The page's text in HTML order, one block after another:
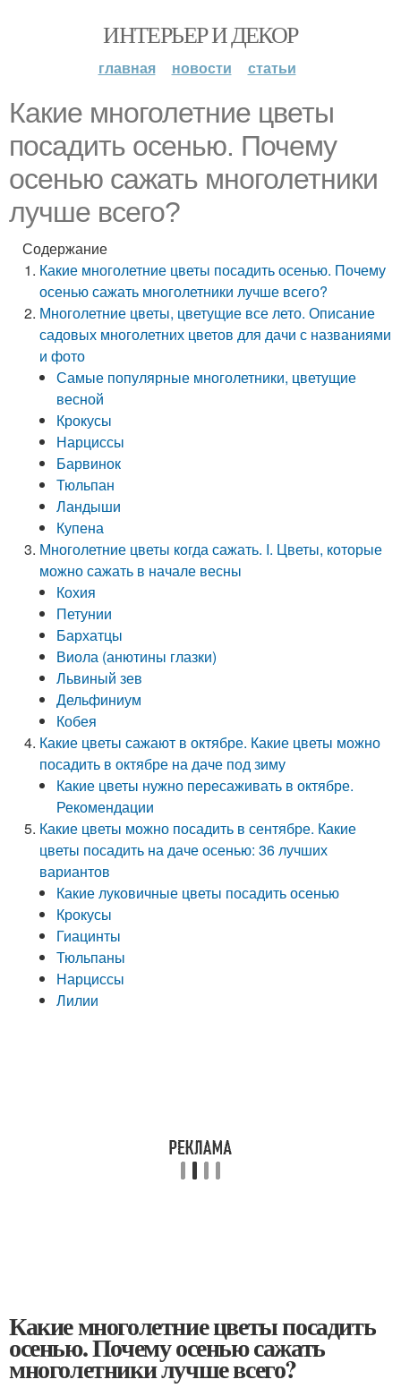
ИНТЕРЬЕР И ДЕКОР
главная новости статьи
Какие многолетние цветы
посадить осенью. Почему
осенью сажать многолетники
лучше всего?
Содержание
Какие многолетние цветы посадить осенью. Почему
осенью сажать многолетники лучше всего?
Многолетние цветы, цветущие все лето. Описание
садовых многолетних цветов для дачи с названиями
и фото
Самые популярные многолетники, цветущие
весной
Крокусы
Нарциссы
Барвинок
Тюльпан
Ландыши
Купена
Многолетние цветы когда сажать. I. Цветы, которые
можно сажать в начале весны
Кохия
Петунии
Бархатцы
Виола (анютины глазки)
Львиный зев
Дельфиниум
Кобея
Какие цветы сажают в октябре. Какие цветы можно
посадить в октябре на даче под зиму
Какие цветы нужно пересаживать в октябре.
Рекомендации
Какие цветы можно посадить в сентябре. Какие
цветы посадить на даче осенью: 36 лучших
вариантов
Какие луковичные цветы посадить осенью
Крокусы
Гиацинты
Тюльпаны
Нарциссы
Лилии
Какие многолетние цветы посадить
осенью. Почему осенью сажать
многолетники лучше всего?